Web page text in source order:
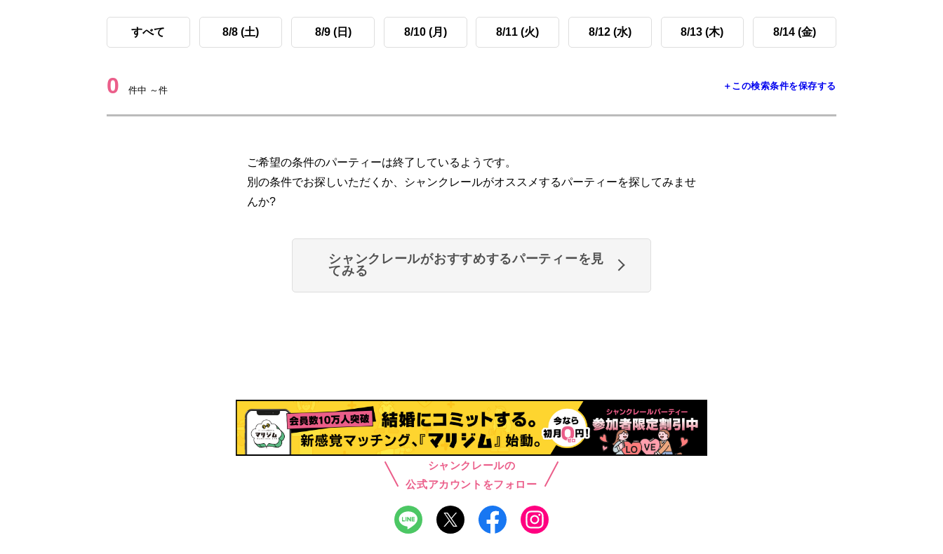
すべて 8/8 (土) 8/9 (日) 8/10 (月) 8/11 (火) 8/12 (水) 8/13 (木) 8/14 (金)
0 件中 ～件 ＋この検索条件を保存する
ご希望の条件のパーティーは終了しているようです。
別の条件でお探しいただくか、シャンクレールがオススメするパーティーを探してみませ
んか?
シャンクレールがおすすめするパーティーを見
てみる
シャンクレールの
公式アカウントをフォロー